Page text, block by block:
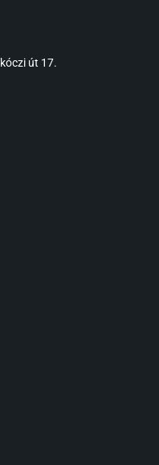
út 17.